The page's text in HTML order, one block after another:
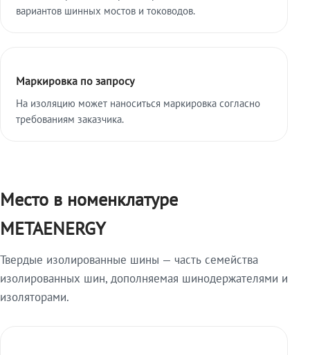
вариантов шинных мостов и тоководов.
Маркировка по запросу
На изоляцию может наноситься маркировка согласно
требованиям заказчика.
Место в номенклатуре
METAENERGY
Твердые изолированные шины — часть семейства
изолированных шин, дополняемая шинодержателями и
изоляторами.